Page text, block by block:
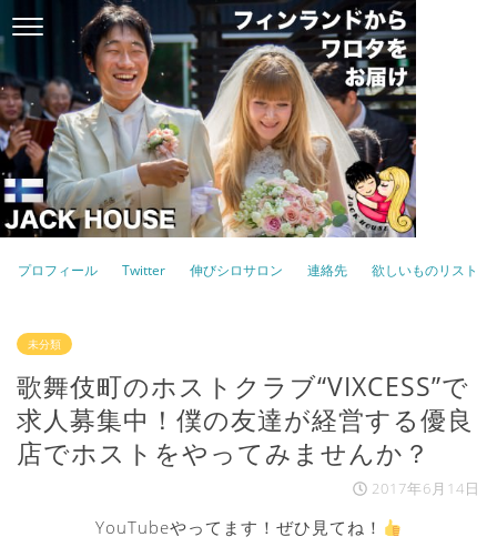
プロフィール Twitter 伸びシロサロン 連絡先 欲しいものリスト
未分類
歌舞伎町のホストクラブ“VIXCESS”で
求人募集中！僕の友達が経営する優良
店でホストをやってみませんか？
2017年6月14日
YouTubeやってます！ぜひ見てね！